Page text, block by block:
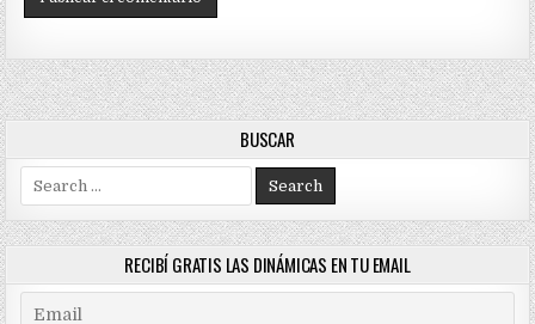
BUSCAR
for:
RECIBÍ GRATIS LAS DINÁMICAS EN TU EMAIL